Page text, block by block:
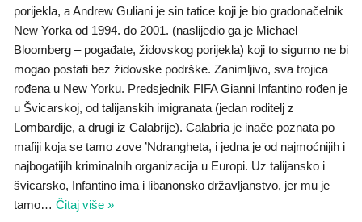
porijekla, a Andrew Guliani je sin tatice koji je bio gradonačelnik
New Yorka od 1994. do 2001. (naslijedio ga je Michael
Bloomberg – pogađate, židovskog porijekla) koji to sigurno ne bi
mogao postati bez židovske podrške. Zanimljivo, sva trojica
rođena u New Yorku. Predsjednik FIFA Gianni Infantino rođen je
u Švicarskoj, od talijanskih imigranata (jedan roditelj z
Lombardije, a drugi iz Calabrije). Calabria je inače poznata po
mafiji koja se tamo zove ’Ndrangheta, i jedna je od najmoćnijih i
najbogatijih kriminalnih organizacija u Europi. Uz talijansko i
švicarsko, Infantino ima i libanonsko državljanstvo, jer mu je
tamo… Čitaj više »